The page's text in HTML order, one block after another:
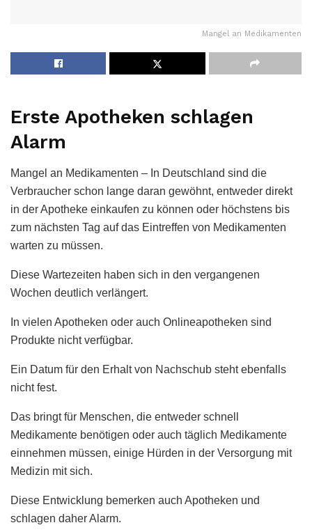
Mangel an Medikamenten
Erste Apotheken schlagen
Alarm
Mangel an Medikamenten – In Deutschland sind die
Verbraucher schon lange daran gewöhnt, entweder direkt
in der Apotheke einkaufen zu können oder höchstens bis
zum nächsten Tag auf das Eintreffen von Medikamenten
warten zu müssen.
Diese Wartezeiten haben sich in den vergangenen
Wochen deutlich verlängert.
In vielen Apotheken oder auch Onlineapotheken sind
Produkte nicht verfügbar.
Ein Datum für den Erhalt von Nachschub steht ebenfalls
nicht fest.
Das bringt für Menschen, die entweder schnell
Medikamente benötigen oder auch täglich Medikamente
einnehmen müssen, einige Hürden in der Versorgung mit
Medizin mit sich.
Diese Entwicklung bemerken auch Apotheken und
schlagen daher Alarm.